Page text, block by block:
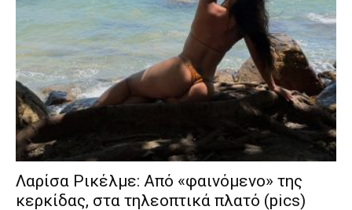
Λαρίσα Ρικέλμε: Από «φαινόμενο» της
κερκίδας, στα τηλεοπτικά πλατό (pics)